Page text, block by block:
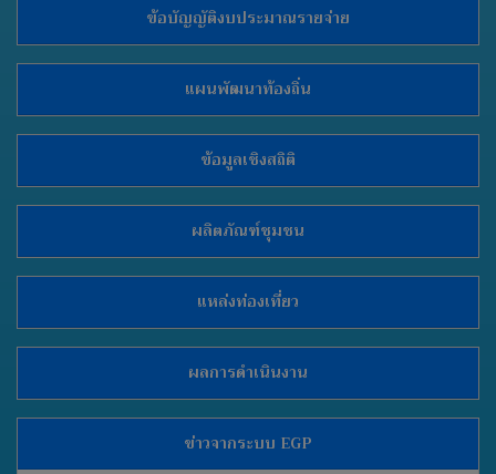
ข้อบัญญัติงบประมาณรายจ่าย
แผนพัฒนาท้องถิ่น
ข้อมูลเชิงสถิติ
ผลิตภัณฑ์ชุมชน
แหล่งท่องเที่ยว
ผลการดำเนินงาน
ข่าวจากระบบ EGP